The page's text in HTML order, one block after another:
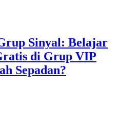
Sinyal: Belajar
di Grup VIP
Sepadan?